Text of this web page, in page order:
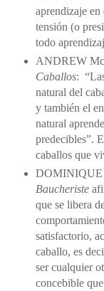
aprendizaje
tensión (o
todo
ANDREW
Caballos:
natural del
y también el
natural
predecibles”.
caballos que
DOMINIQUE
Baucheriste
que se libera
satisfactorio,
caballo, es
ser cualquier
concebible